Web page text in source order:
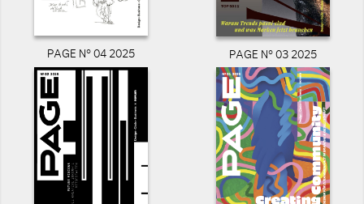
PAGE N° 04 2025 PAGE N° 03 2025